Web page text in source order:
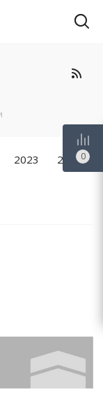
2023 20220